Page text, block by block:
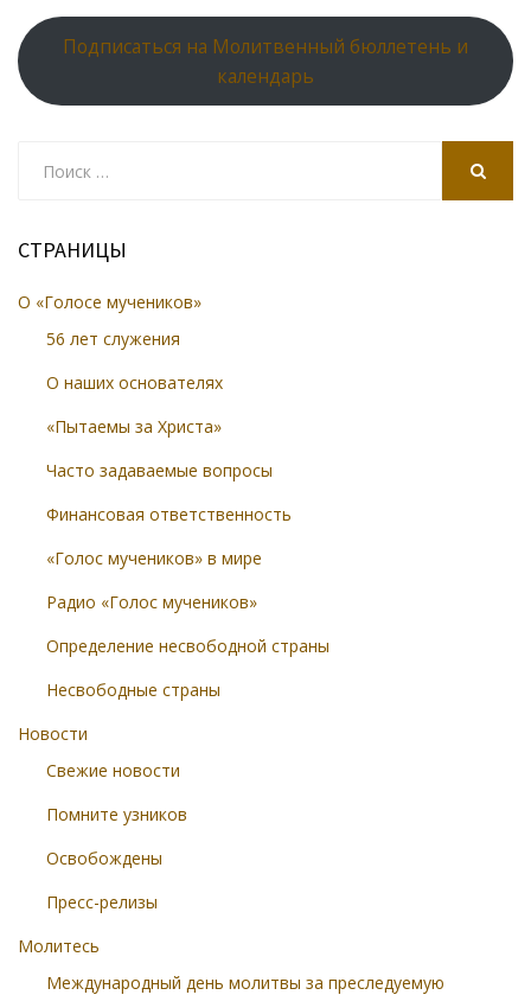
Подписаться на Молитвенный бюллетень и
календарь
СТРАНИЦЫ
О «Голосе мучеников»
56 лет служения
О наших основателях
«Пытаемы за Христа»
Часто задаваемые вопросы
Финансовая ответственность
«Голос мучеников» в мире
Радио «Голос мучеников»
Определение несвободной страны
Несвободные страны
Новости
Свежие новости
Помните узников
Освобождены
Пресс-релизы
Молитесь
Международный день молитвы за преследуемую